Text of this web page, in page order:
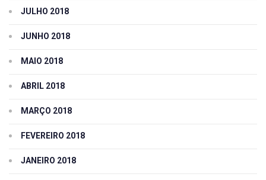
JULHO 2018
JUNHO 2018
MAIO 2018
ABRIL 2018
MARÇO 2018
FEVEREIRO 2018
JANEIRO 2018